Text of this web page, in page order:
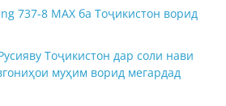
737-8 MAX ба Тоҷикистон ворид
Тоҷикистон дар соли нави
муҳим ворид мегардад